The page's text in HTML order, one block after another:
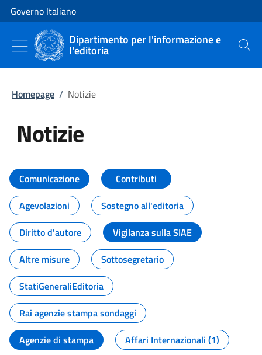
Vai al contenuto
Vai alla navigazione del sito
Governo Italiano
Dipartimento per l'informazione e
l'editoria Cerca
Homepage / Notizie
Notizie
Tutti i contenuti della pagina
Comunicazione
Contributi
Agevolazioni
Sostegno all'editoria
Diritto d'autore
Vigilanza sulla SIAE
Altre misure
Sottosegretario
StatiGeneraliEditoria
Rai agenzie stampa sondaggi
Agenzie di stampa
Affari Internazionali (1)